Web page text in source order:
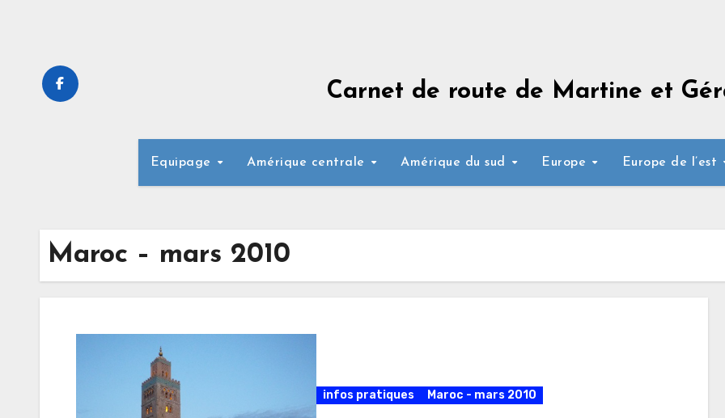
Carnet de route de Martine et
Equipage Amérique centrale Amérique du sud Europe Europe de l’est
Maroc – mars 2010
infos pratiques Maroc - mars 2010